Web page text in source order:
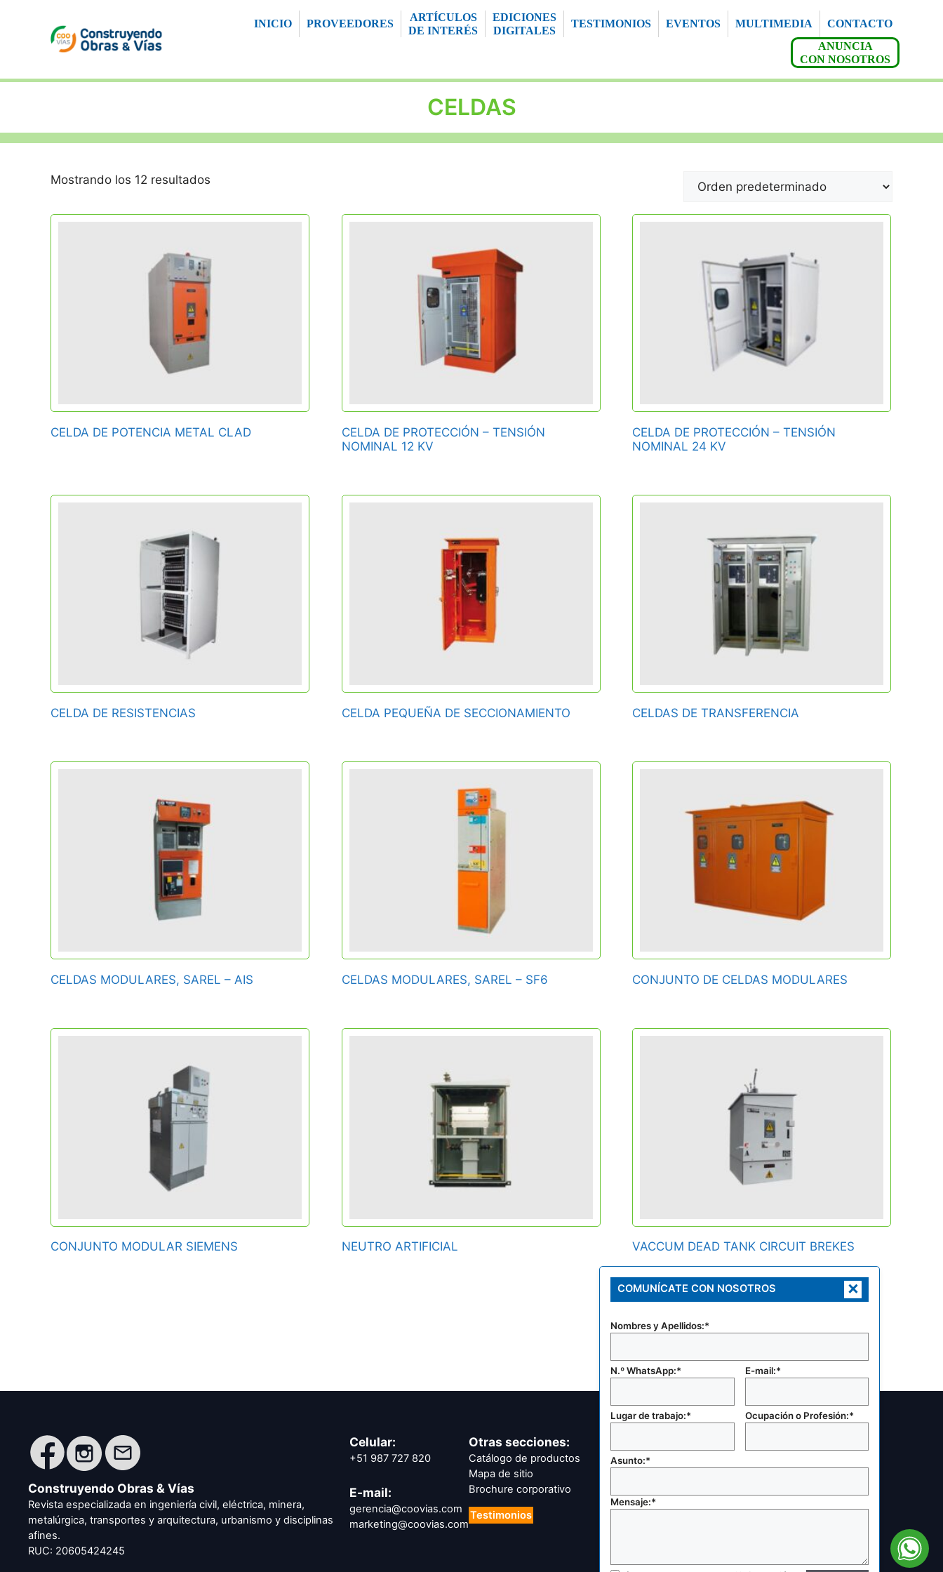
contenido
INICIO PROVEEDORES
ARTÍCULOS
DE INTERÉS
EDICIONES
DIGITALES
TESTIMONIOS EVENTOS MULTIMEDIA
CONTACTO
ANUNCIA
CON NOSOTROS
CELDAS
Mostrando los 12 resultados
CELDA DE POTENCIA METAL CLAD
CELDA DE PROTECCIÓN – TENSIÓN
NOMINAL 12 KV
CELDA DE PROTECCIÓN – TENSIÓN
NOMINAL 24 KV
CELDA DE RESISTENCIAS CELDA PEQUEÑA DE SECCIONAMIENTO CELDAS DE TRANSFERENCIA
CELDAS MODULARES, SAREL – AIS CELDAS MODULARES, SAREL – SF6 CONJUNTO DE CELDAS MODULARES
CONJUNTO MODULAR SIEMENS NEUTRO ARTIFICIAL VACCUM DEAD TANK CIRCUIT BREKES
Construyendo Obras & Vías
Revista especializada en ingeniería civil, eléctrica, minera,
metalúrgica, transportes y arquitectura, urbanismo y disciplinas
afines.
RUC: 20605424245
Celular:
+51 987 727 820
E-mail:
gerencia@coovias.com
marketing@coovias.com
Otras secciones:
Catálogo de productos
Mapa de sitio
Brochure corporativo
Testimonios
COMUNÍCATE CON NOSOTROS ×
Nombres y Apellidos:*
N.º WhatsApp:* E-mail:*
Lugar de trabajo:* Ocupación o Profesión:*
Asunto:*
Mensaje:*